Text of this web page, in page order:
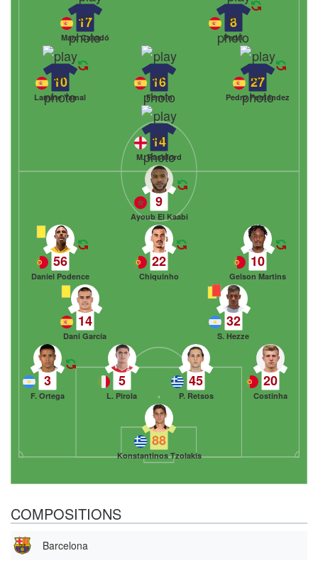
8
Pedri
17
Marc Casadó
27
Pedro Fernández
16
Fermín
10
Lamine Yamal
14
M. Rashford
88
Konstantinos Tzolakis
3
F. Ortega
5
L. Pirola
45
P. Retsos
20
Costinha
14
Dani García
32
S. Hezze
56
Daniel Podence
22
Chiquinho
10
Gelson Martins
9
Ayoub El Kaabi
COMPOSITIONS
Barcelona